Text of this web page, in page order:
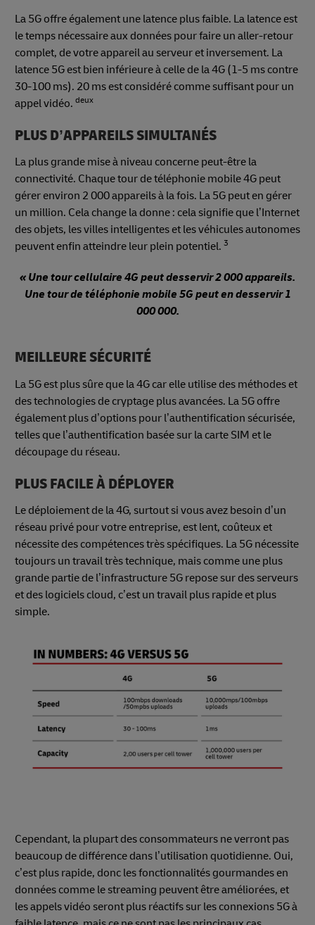
La 5G offre également une latence plus faible. La latence est
le temps nécessaire aux données pour faire un aller-retour
complet, de votre appareil au serveur et inversement. La
latence 5G est bien inférieure à celle de la 4G (1-5 ms contre
30-100 ms). 20 ms est considéré comme suffisant pour un
appel vidéo. deux
PLUS D’APPAREILS SIMULTANÉS
La plus grande mise à niveau concerne peut-être la
connectivité. Chaque tour de téléphonie mobile 4G peut
gérer environ 2 000 appareils à la fois. La 5G peut en gérer
un million. Cela change la donne : cela signifie que l’Internet
des objets, les villes intelligentes et les véhicules autonomes
peuvent enfin atteindre leur plein potentiel. 3
« Une tour cellulaire 4G peut desservir 2 000 appareils.
Une tour de téléphonie mobile 5G peut en desservir 1
000 000.
MEILLEURE SÉCURITÉ
La 5G est plus sûre que la 4G car elle utilise des méthodes et
des technologies de cryptage plus avancées. La 5G offre
également plus d’options pour l’authentification sécurisée,
telles que l’authentification basée sur la carte SIM et le
découpage du réseau.
PLUS FACILE À DÉPLOYER
Le déploiement de la 4G, surtout si vous avez besoin d’un
réseau privé pour votre entreprise, est lent, coûteux et
nécessite des compétences très spécifiques. La 5G nécessite
toujours un travail très technique, mais comme une plus
grande partie de l’infrastructure 5G repose sur des serveurs
et des logiciels cloud, c’est un travail plus rapide et plus
simple.
Cependant, la plupart des consommateurs ne verront pas
beaucoup de différence dans l’utilisation quotidienne. Oui,
c’est plus rapide, donc les fonctionnalités gourmandes en
données comme le streaming peuvent être améliorées, et
les appels vidéo seront plus réactifs sur les connexions 5G à